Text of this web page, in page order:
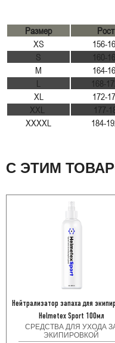
Размер Рост
XS
156-
S
160-
M
164-
L
168-
XL
172-
XXL
177-
XXXXL
184-
С ЭТИМ
Нейтрализатор запаха для
Helmetex Sport 100мл
СРЕДСТВА ДЛЯ УХОДА
ЭКИПИРОВКОЙ